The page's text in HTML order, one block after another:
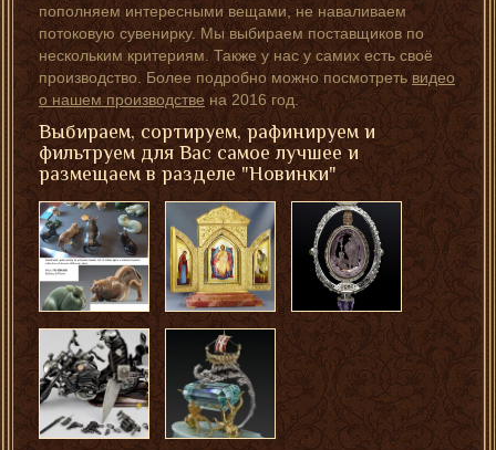
пополняем интересными вещами, не наваливаем
потоковую сувенирку. Мы выбираем поставщиков по
нескольким критериям. Также у нас у самих есть своё
производство. Более подробно можно посмотретьвидео
о нашем производствена 2016 год.
Выбираем, сортируем, рафинируем и
фильтруем для Вас самое лучшее и
размещаем в разделе "Новинки"